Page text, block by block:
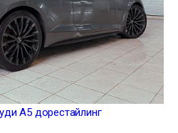
А5 дорестайлинг